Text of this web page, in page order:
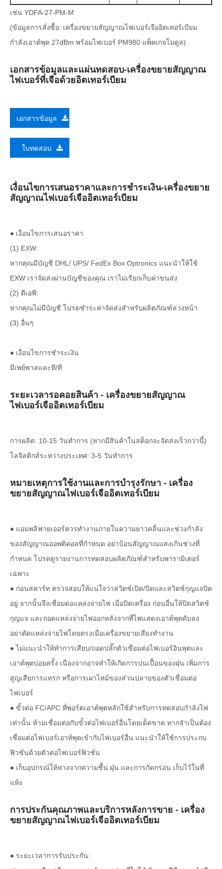
เช่น YDFA-27-PM-M
(ข้อมูลการสั่งซื้อ: เครื่องขยายสัญญาณไฟเบอร์เจืออิตเทอร์เบียม
กำลังเอาต์พุต 27dBm พร้อมไฟเบอร์ PM980 แพ็คเกจโมดูล)
เอกสารข้อมูลและแผ่นทดสอบ-เครื่องขยายสัญญาณ
ไฟเบอร์ที่เจือด้วยอิตเทอร์เบียม
เอกสารข้อมูล
ใบทดสอบ
เงื่อนไขการเสนอราคาและการชำระเงิน-เครื่องขยาย
สัญญาณไฟเบอร์เจืออิตเทอร์เบียม
● เงื่อนไขการเสนอราคา
(1) EXW:
หากคุณมีบัญชี DHL/ UPS/ FedEx Box Optronics แนะนำให้ใช้
EXW เราจัดส่งผ่านบัญชีของคุณ เราไม่เรียกเก็บค่าขนส่ง
(2) ดีเอพี:
หากคุณไม่มีบัญชี โปรดชำระค่าจัดส่งสำหรับผลิตภัณฑ์ล่วงหน้า
(3) อื่นๆ
● เงื่อนไขการชำระเงิน
มีเพย์พาลและที/ที
ระยะเวลารอคอยสินค้า - เครื่องขยายสัญญาณ
ไฟเบอร์เจืออิตเทอร์เบียม
การผลิต: 10-15 วันทำการ (หากมีสินค้าในสต็อกจะจัดส่งเร็วกว่านี้)
โลจิสติกส์ระหว่างประเทศ: 3-5 วันทำการ
หมายเหตุการใช้งานและการบำรุงรักษา - เครื่อง
ขยายสัญญาณไฟเบอร์เจืออิตเทอร์เบียม
● แอมพลิฟายเออร์ควรทำงานภายในความยาวคลื่นและช่วงกำลัง
ของสัญญาณออพติคอลที่กำหนด อย่าป้อนสัญญาณแสงเกินช่วงที่
กำหนด โปรดดูรายงานการทดสอบผลิตภัณฑ์สำหรับพารามิเตอร์
เฉพาะ
● ก่อนสตาร์ท ตรวจสอบให้แน่ใจว่าสวิตช์เปิด/ปิดและสวิตช์กุญแจปิด
อยู่ จากนั้นจึงเชื่อมต่อแหล่งจ่ายไฟ เมื่อปิดเครื่อง ก่อนอื่นให้ปิดสวิตช์
กุญแจ และถอดแหล่งจ่ายไฟออกหลังจากที่ไฟแสดงเอาต์พุตดับลง
อย่าตัดแหล่งจ่ายไฟโดยตรงเมื่อเครื่องขยายเสียงทำงาน
● ไม่แนะนำให้ทำการเสียบ/ถอดปลั๊กตัวเชื่อมต่อไฟเบอร์อินพุตและ
เอาต์พุตบ่อยครั้ง เนื่องจากอาจทำให้เกิดการปนเปื้อนของฝุ่น เพิ่มการ
สูญเสียการแทรก หรือการเผาไหม้ของส่วนปลายของตัวเชื่อมต่อ
ไฟเบอร์
● ขั้วต่อ FC/APC ที่พอร์ตเอาต์พุตหลักใช้สำหรับการทดสอบกำลังไฟ
เท่านั้น ห้ามเชื่อมต่อกับขั้วต่อไฟเบอร์อื่นโดยเด็ดขาด หากจำเป็นต้อง
เชื่อมต่อไฟเบอร์เอาท์พุตเข้ากับไฟเบอร์อื่น แนะนำให้ใช้การประกบ
ฟิวชั่นด้วยตัวต่อไฟเบอร์ฟิวชั่น
● เก็บอุปกรณ์ให้ห่างจากความชื้น ฝุ่น และการกัดกร่อน เก็บไว้ในที่
แห้ง
การประกันคุณภาพและบริการหลังการขาย - เครื่อง
ขยายสัญญาณไฟเบอร์เจืออิตเทอร์เบียม
● ระยะเวลาการรับประกัน: